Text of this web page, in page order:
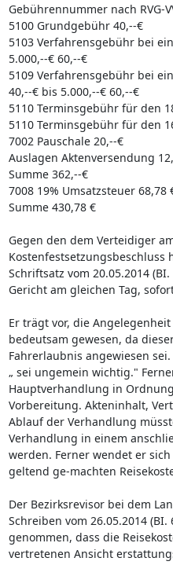
Gebührennummer nach RVG-
5100 Grundgebühr 40,--€
5103 Verfahrensgebühr bei
5.000,--€ 60,--€
5109 Verfahrensgebühr bei
40,--€ bis 5.000,--€ 60,--€
5110 Terminsgebühr für den
5110 Terminsgebühr für den
7002 Pauschale 20,--€
Auslagen Aktenversendung
Summe 362,--€
7008 19% Umsatzsteuer 68,78
Summe 430,78 €
Gegen den dem Verteidiger
Kostenfestsetzungsbeschluss
Schriftsatz vom 20.05.2014
Gericht am gleichen Tag,
Er trägt vor, die
bedeutsam gewesen, da
Fahrerlaubnis angewiesen
„ sei ungemein wichtig."
Hauptverhandlung in
Vorbereitung. Akteninhalt,
Ablauf der Verhandlung
Verhandlung in einem
werden. Ferner wendet er
geltend ge-machten
Der Bezirksrevisor bei dem
Schreiben vom 26.05.2014
genommen, dass die
vertretenen Ansicht